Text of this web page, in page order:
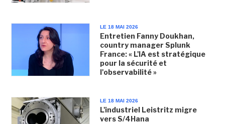
LE 18 MAI 2026
Entretien Fanny Doukhan,
country manager Splunk
France: « L'IA est stratégique
pour la sécurité et
l'observabilité »
LE 18 MAI 2026
L'industriel Leistritz migre
vers S/4Hana